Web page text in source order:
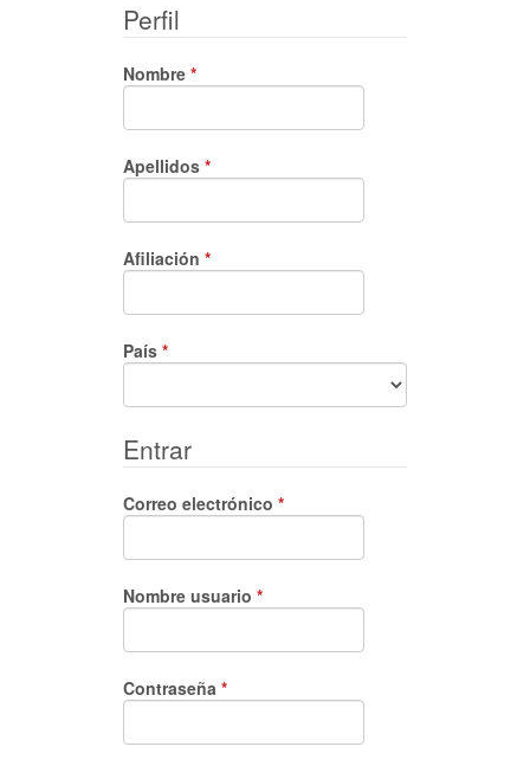
Perfil
Nombre *Obligatorio
Apellidos *Obligatorio
Afiliación *Obligatorio
País *Obligatorio
Entrar
Correo electrónico *Obligatorio
Nombre usuario *Obligatorio
Contraseña *Obligatorio